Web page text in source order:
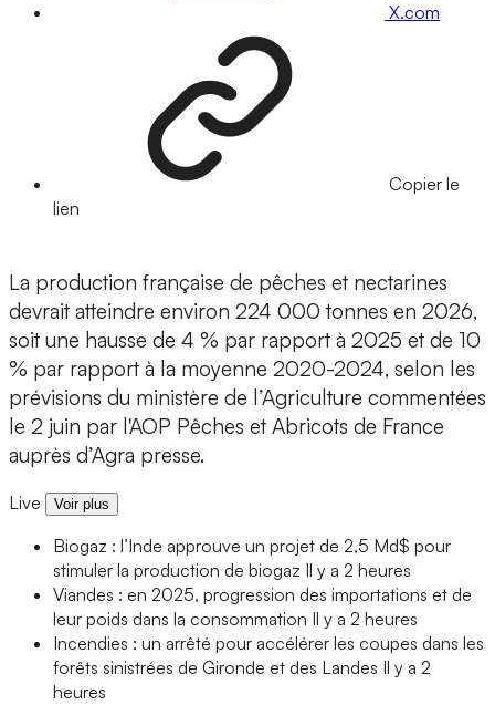
X.com
Copier le
lien
La production française de pêches et nectarines
devrait atteindre environ 224 000 tonnes en 2026,
soit une hausse de 4 % par rapport à 2025 et de 10
% par rapport à la moyenne 2020-2024, selon les
prévisions du ministère de l’Agriculture commentées
le 2 juin par l'AOP Pêches et Abricots de France
auprès d’Agra presse.
Live Voir plus
Biogaz : l’Inde approuve un projet de 2,5 Md$ pour
stimuler la production de biogaz Il y a 2 heures
Viandes : en 2025, progression des importations et de
leur poids dans la consommation Il y a 2 heures
Incendies : un arrêté pour accélérer les coupes dans les
forêts sinistrées de Gironde et des Landes Il y a 2
heures